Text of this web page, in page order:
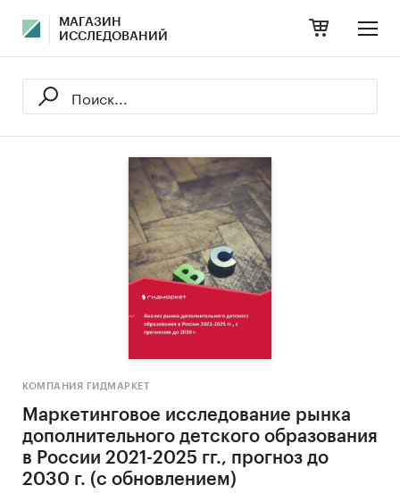
МАГАЗИН
ИССЛЕДОВАНИЙ
КОМПАНИЯ ГИДМАРКЕТ
Маркетинговое исследование рынка
дополнительного детского образования
в России 2021-2025 гг., прогноз до
2030 г. (с обновлением)